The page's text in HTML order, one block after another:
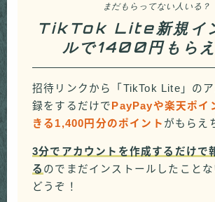
まだもらってない人いる？
TikTok Lite新規イ
ルで1400円もらえ
招待リンクから「TikTok Lite」の
録をするだけでPayPayや楽天ポイ
きる1,400円分のポイント がもらえ
3分でアカウントを作成するだけで
る のでまだインストールしたこと
どうぞ！